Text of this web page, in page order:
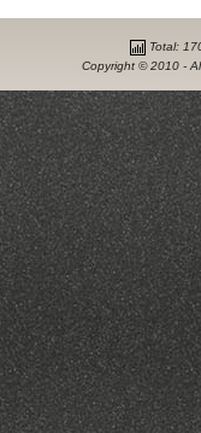
Total:
Copyright © 2010 -